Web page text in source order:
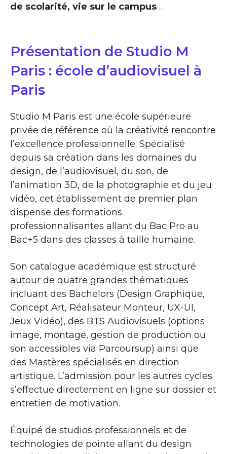
de scolarité, vie sur le campus …
Présentation de Studio M
Paris : école d’audiovisuel à
Paris
Studio M Paris est une école supérieure
privée de référence où la créativité rencontre
l’excellence professionnelle. Spécialisé
depuis sa création dans les domaines du
design, de l’audiovisuel, du son, de
l’animation 3D, de la photographie et du jeu
vidéo, cet établissement de premier plan
dispense des formations
professionnalisantes allant du Bac Pro au
Bac+5 dans des classes à taille humaine.
Son catalogue académique est structuré
autour de quatre grandes thématiques
incluant des Bachelors (Design Graphique,
Concept Art, Réalisateur Monteur, UX-UI,
Jeux Vidéo), des BTS Audiovisuels (options
image, montage, gestion de production ou
son accessibles via Parcoursup) ainsi que
des Mastères spécialisés en direction
artistique. L’admission pour les autres cycles
s’effectue directement en ligne sur dossier et
entretien de motivation.
Équipé de studios professionnels et de
technologies de pointe allant du design